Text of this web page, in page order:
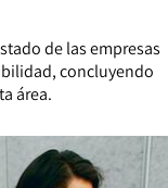
de las empresas
concluyendo
área.